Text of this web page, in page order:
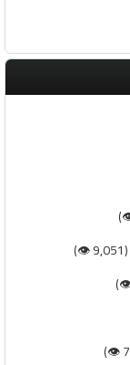
(9,051 👁️)